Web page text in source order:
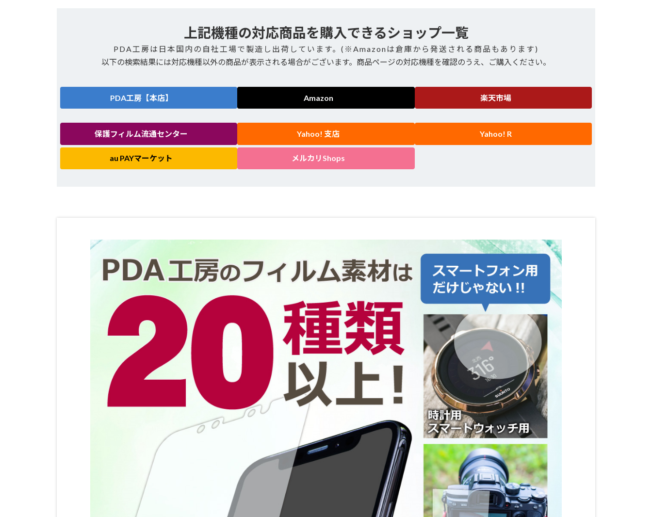
上記機種の対応商品を購入できるショップ一覧
PDA工房は日本国内の自社工場で製造し出荷しています。(※Amazonは倉庫から発送される商品もあります)
以下の検索結果には対応機種以外の商品が表示される場合がございます。商品ページの対応機種を確認のうえ、ご購入ください。
PDA工房【本店】 Amazon 楽天市場
保護フィルム流通センター Yahoo! 支店 Yahoo! R
au PAYマーケット メルカリShops